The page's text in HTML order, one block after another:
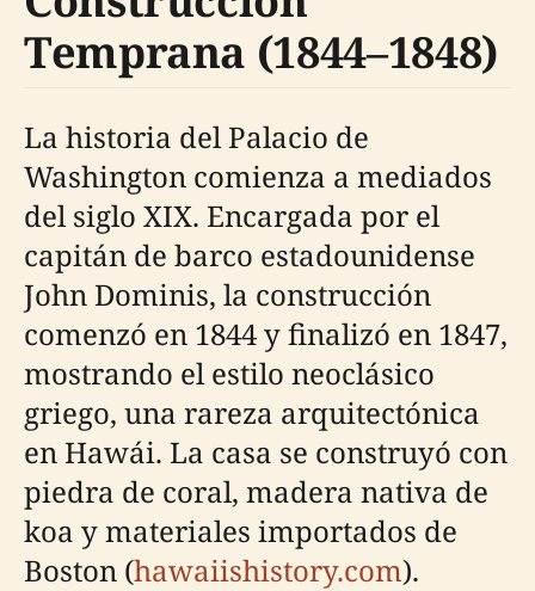
Temprana (1844–1848)
La historia del Palacio de
Washington comienza a mediados
del siglo XIX. Encargada por el
capitán de barco estadounidense
John Dominis, la construcción
comenzó en 1844 y finalizó en 1847,
mostrando el estilo neoclásico
griego, una rareza arquitectónica
en Hawái. La casa se construyó con
piedra de coral, madera nativa de
koa y materiales importados de
Boston (hawaiishistory.com).